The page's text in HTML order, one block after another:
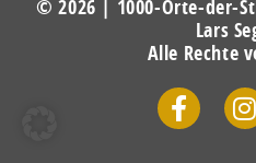
© 2026 | 1000-Orte-der-
Lars
Alle Rechte